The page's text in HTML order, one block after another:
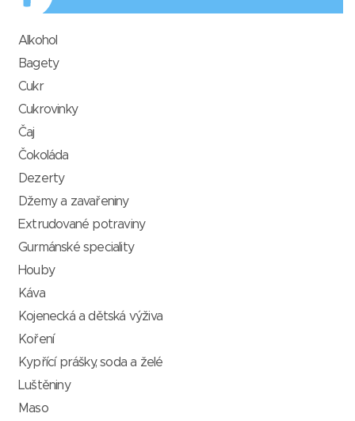
Alkohol
Bagety
Cukr
Cukrovinky
Čaj
Čokoláda
Dezerty
Džemy a zavařeniny
Extrudované potraviny
Gurmánské speciality
Houby
Káva
Kojenecká a dětská výživa
Koření
Kypřící prášky, soda a želé
Luštěniny
Maso